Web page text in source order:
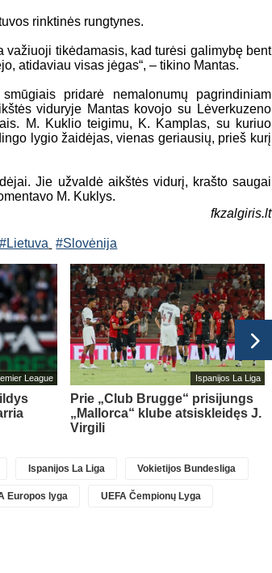
rinktinės rungtynes.
tikėdamasis, kad turėsi galimybę bent
atidaviau visas jėgas“, – tikino Mantas.
pridarė nemalonumų pagrindiniam
viduryje Mantas kovojo su Lėverkuzeno
M. Kuklio teigimu, K. Kamplas, su kuriuo
lygio žaidėjas, vienas geriausių, prieš kurį
Jie užvaldė aikštės vidurį, krašto saugai
M. Kuklys.
fkzalgiris.lt
#Lietuva #Slovėnija
League Ispanijos La Liga
Prie „Club Brugge“ prisijungs
„Mallorca“ klube atsiskleidęs J.
Virgili
Ispanijos La Liga Vokietijos Bundesliga
Europos lyga UEFA Čempionų Lyga